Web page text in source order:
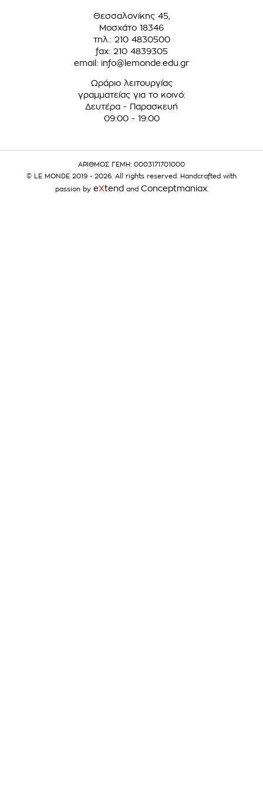
Θεσσαλονίκης 45,
Μοσχάτο 18346
τηλ.: 210 4830500
fax: 210 4839305
email: info@lemonde.edu.gr
Ωράριο λειτουργίας
γραμματείας για το κοινό:
Δευτέρα - Παρασκευή
09:00 - 19:00
ΑΡΙΘΜΟΣ ΓΕΜΗ: 0003171701000
© LE MONDE 2019 - 2026. All rights reserved. Handcrafted with
passion by eXtend and Conceptmaniax.